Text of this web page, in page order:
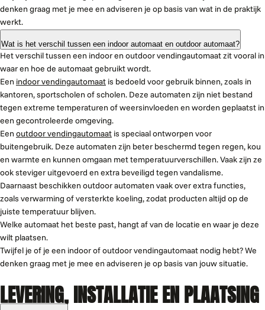
denken graag met je mee en adviseren je op basis van wat in de praktijk
werkt.
Wat is het verschil tussen een indoor automaat en outdoor automaat?
Het verschil tussen een indoor en outdoor vendingautomaat zit vooral in
waar en hoe de automaat gebruikt wordt.
Een indoor vendingautomaat is bedoeld voor gebruik binnen, zoals in
kantoren, sportscholen of scholen. Deze automaten zijn niet bestand
tegen extreme temperaturen of weersinvloeden en worden geplaatst in
een gecontroleerde omgeving.
Een outdoor vendingautomaat is speciaal ontworpen voor
buitengebruik. Deze automaten zijn beter beschermd tegen regen, kou
en warmte en kunnen omgaan met temperatuurverschillen. Vaak zijn ze
ook steviger uitgevoerd en extra beveiligd tegen vandalisme.
Daarnaast beschikken outdoor automaten vaak over extra functies,
zoals verwarming of versterkte koeling, zodat producten altijd op de
juiste temperatuur blijven.
Welke automaat het beste past, hangt af van de locatie en waar je deze
wilt plaatsen.
Twijfel je of je een indoor of outdoor vendingautomaat nodig hebt? We
denken graag met je mee en adviseren je op basis van jouw situatie.
LEVERING, INSTALLATIE EN PLAATSING